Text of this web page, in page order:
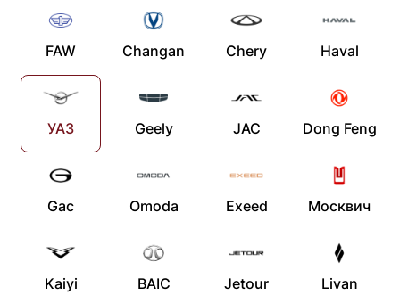
FAW Changan Chery Haval
УАЗ Geely JAC Dong Feng
Gac Omoda Exeed Москвич
Kaiyi BAIC Jetour Livan